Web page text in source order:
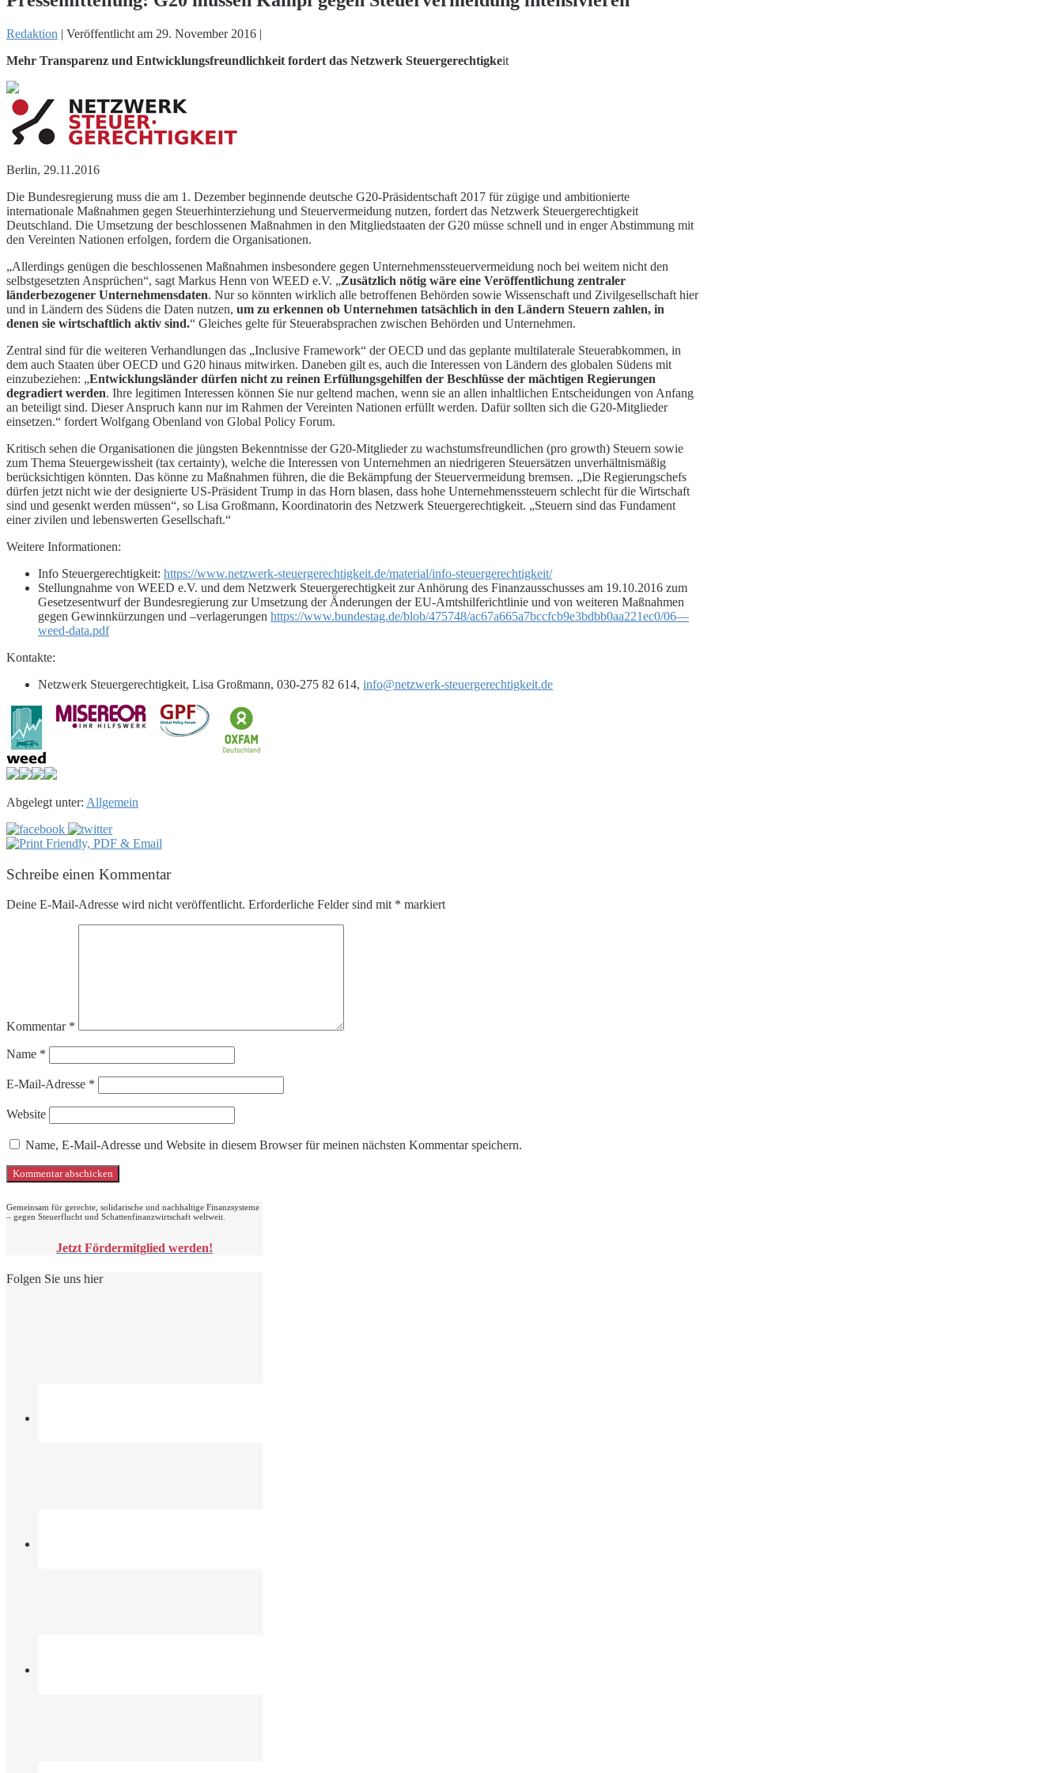
Redaktion | Veröffentlicht am 29. November 2016 |
Mehr Transparenz und Entwicklungsfreundlichkeit fordert das Netzwerk Steuergerechtigkeit
Berlin, 29.11.2016
Die Bundesregierung muss die am 1. Dezember beginnende deutsche G20-Präsidentschaft 2017 für zügige und ambitionierte
internationale Maßnahmen gegen Steuerhinterziehung und Steuervermeidung nutzen, fordert das Netzwerk Steuergerechtigkeit
Deutschland. Die Umsetzung der beschlossenen Maßnahmen in den Mitgliedstaaten der G20 müsse schnell und in enger Abstimmung mit
den Vereinten Nationen erfolgen, fordern die Organisationen.
„Allerdings genügen die beschlossenen Maßnahmen insbesondere gegen Unternehmenssteuervermeidung noch bei weitem nicht den
selbstgesetzten Ansprüchen“, sagt Markus Henn von WEED e.V. „Zusätzlich nötig wäre eine Veröffentlichung zentraler
länderbezogener Unternehmensdaten. Nur so könnten wirklich alle betroffenen Behörden sowie Wissenschaft und Zivilgesellschaft hier
und in Ländern des Südens die Daten nutzen, um zu erkennen ob Unternehmen tatsächlich in den Ländern Steuern zahlen, in
denen sie wirtschaftlich aktiv sind.“ Gleiches gelte für Steuerabsprachen zwischen Behörden und Unternehmen.
Zentral sind für die weiteren Verhandlungen das „Inclusive Framework“ der OECD und das geplante multilaterale Steuerabkommen, in
dem auch Staaten über OECD und G20 hinaus mitwirken. Daneben gilt es, auch die Interessen von Ländern des globalen Südens mit
einzubeziehen: „Entwicklungsländer dürfen nicht zu reinen Erfüllungsgehilfen der Beschlüsse der mächtigen Regierungen
degradiert werden. Ihre legitimen Interessen können Sie nur geltend machen, wenn sie an allen inhaltlichen Entscheidungen von Anfang
an beteiligt sind. Dieser Anspruch kann nur im Rahmen der Vereinten Nationen erfüllt werden. Dafür sollten sich die G20-Mitglieder
einsetzen.“ fordert Wolfgang Obenland von Global Policy Forum.
Kritisch sehen die Organisationen die jüngsten Bekenntnisse der G20-Mitglieder zu wachstumsfreundlichen (pro growth) Steuern sowie
zum Thema Steuergewissheit (tax certainty), welche die Interessen von Unternehmen an niedrigeren Steuersätzen unverhältnismäßig
berücksichtigen könnten. Das könne zu Maßnahmen führen, die die Bekämpfung der Steuervermeidung bremsen. „Die Regierungschefs
dürfen jetzt nicht wie der designierte US-Präsident Trump in das Horn blasen, dass hohe Unternehmenssteuern schlecht für die Wirtschaft
sind und gesenkt werden müssen“, so Lisa Großmann, Koordinatorin des Netzwerk Steuergerechtigkeit. „Steuern sind das Fundament
einer zivilen und lebenswerten Gesellschaft.“
Weitere Informationen:
Info Steuergerechtigkeit: https://www.netzwerk-steuergerechtigkeit.de/material/info-steuergerechtigkeit/
Stellungnahme von WEED e.V. und dem Netzwerk Steuergerechtigkeit zur Anhörung des Finanzausschusses am 19.10.2016 zum
Gesetzesentwurf der Bundesregierung zur Umsetzung der Änderungen der EU‐Amtshilferichtlinie und von weiteren Maßnahmen
gegen Gewinnkürzungen und –verlagerungen https://www.bundestag.de/blob/475748/ac67a665a7bccfcb9e3bdbb0aa221ec0/06—
weed-data.pdf
Kontakte:
Netzwerk Steuergerechtigkeit, Lisa Großmann, 030-275 82 614, info@netzwerk-steuergerechtigkeit.de
Abgelegt unter: Allgemein
Schreibe einen Kommentar
Deine E-Mail-Adresse wird nicht veröffentlicht. Erforderliche Felder sind mit * markiert
Kommentar *
Name *
E-Mail-Adresse *
Website
Name, E-Mail-Adresse und Website in diesem Browser für meinen nächsten Kommentar speichern.
Gemeinsam für gerechte, solidarische und nachhaltige Finanzsysteme
– gegen Steuerflucht und Schattenfinanzwirtschaft weltweit.
Jetzt Fördermitglied werden!
Folgen Sie uns hier